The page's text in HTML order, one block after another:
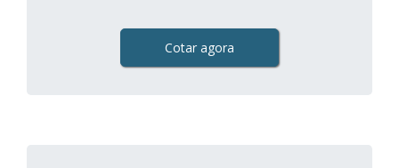
Cotar agora